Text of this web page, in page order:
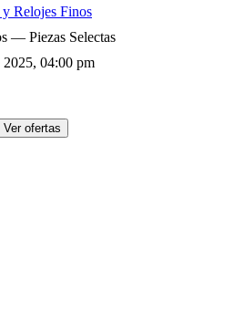
y Relojes Finos
— Piezas Selectas
2025, 04:00 pm
Ver ofertas